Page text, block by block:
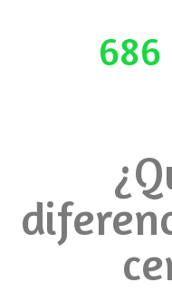
686